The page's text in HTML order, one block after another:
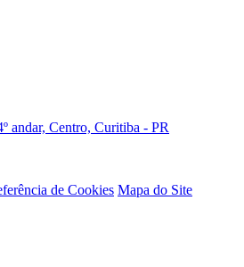
andar, Centro, Curitiba - PR
de Cookies Mapa do Site